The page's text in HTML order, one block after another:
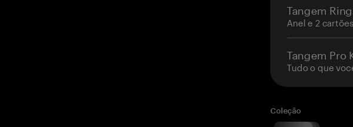
Tangem Ring
Anel e 2 cartões
Tangem Pro
Tudo o que
Coleção